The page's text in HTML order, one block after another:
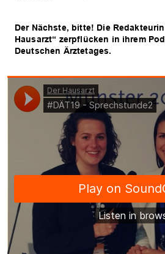
Der Nächste, bitte! Die
Hausarzt“ zerpflücken in ihrem
Deutschen Ärztetages.